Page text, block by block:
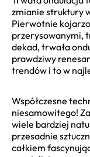
zmianie struktury
Pierwotnie
przerysowanymi,
dekad, trwała
prawdziwy
trendów i to w
Współczesne
niesamowitego!
wiele bardziej
przesadnie
całkiem